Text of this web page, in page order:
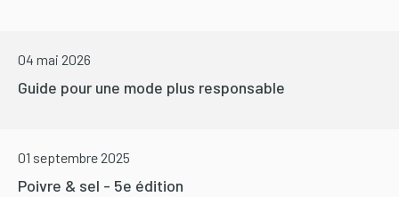
Guide pour une mode plus responsable
04 mai 2026
Poivre & sel - 5e édition
01 septembre 2025